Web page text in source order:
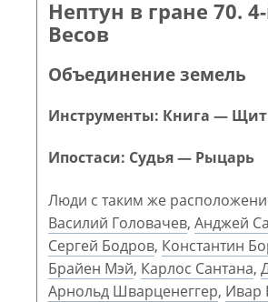
Нептун в гране 70.
Весов
Объединение земель
Инструменты: Книга — Щит
Ипостаси: Судья — Рыцарь
Люди с таким же
Василий Головачев, Анджей
Сергей Бодров, Константин
Брайен Мэй, Карлос Сантана,
Арнольд Шварценеггер, Ивар